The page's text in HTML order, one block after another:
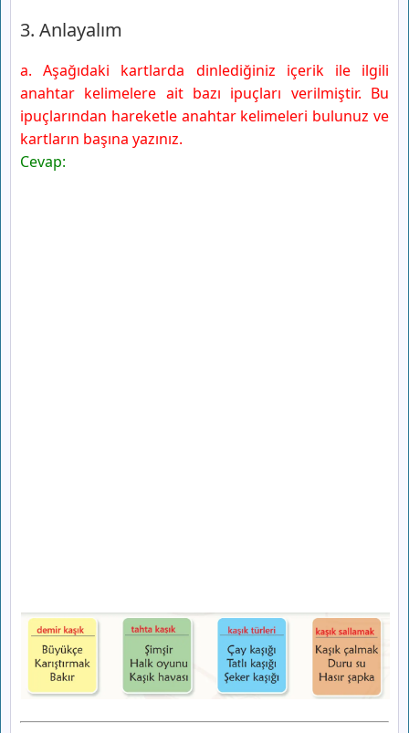
3. Anlayalım
a. Aşağıdaki kartlarda dinlediğiniz içerik ile ilgili
anahtar kelimelere ait bazı ipuçları verilmiştir. Bu
ipuçlarından hareketle anahtar kelimeleri bulunuz ve
kartların başına yazınız.
Cevap: